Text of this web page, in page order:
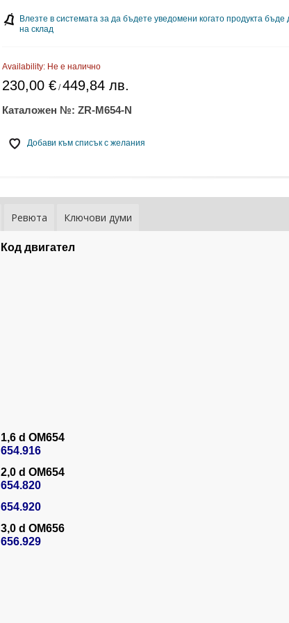
Влезте в системата за да бъдете уведомени когато продукта бъде
на склад
Availability: Не е налично
230,00 € /449,84 лв.
Каталожен №:ZR-M654-N
Добави към списък с желания
Ревюта Ключови думи
Код двигател
1,6 d OM654
654.916
2,0 d OM654
654.820
654.920
3,0 d OM656
656.929